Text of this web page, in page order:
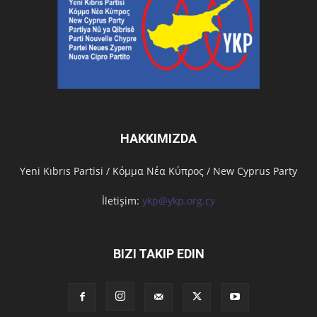
HAKKIMIZDA
Υeni Kıbrıs Partisi / Κόμμα Νέα Κύπρος / New Cyprus Party
İletişim: ykp@ykp.org.cy
BIZI TAKIP EDIN